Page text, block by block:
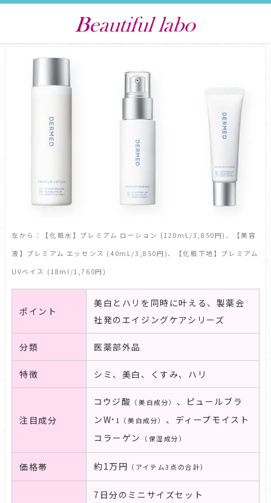
左から：【化粧水】プレミアム ローション (120mL/3,850円)、【美容
液】プレミアム エッセンス (40mL/3,850円)、【化粧下地】プレミアム
UVベイス (18ml/1,760円)
ポイント
美白とハリを同時に叶える、製薬会
社発のエイジングケアシリーズ
分類 医薬部外品
特徴 シミ、美白、くすみ、ハリ
注目成分
コウジ酸 （美白成分） 、ピュールブラ
ンW*1（美白成分） 、ディープモイスト
コラーゲン
（保湿成分）
価格帯 約1万円 （アイテム3点の合計）
7日分のミニサイズセット